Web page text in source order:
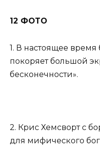
12 ФОТО
1. В настоящее
покоряет большой
бесконечности».
2. Крис Хемсворт с
для мифического